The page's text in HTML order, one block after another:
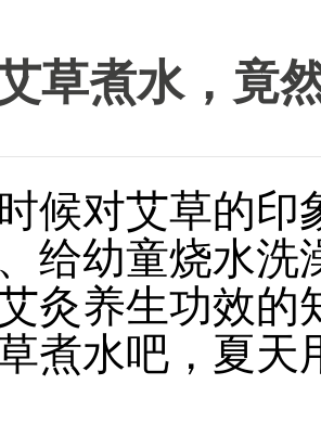
草煮水，竟
对艾草的印
给幼童烧水洗
灸养生功效的
煮水吧，夏天